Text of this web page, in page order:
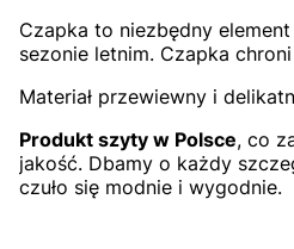
Czapka to niezbędny
sezonie letnim. Czapka
Materiał przewiewny i
Produkt szyty w Polsce, co
jakość. Dbamy o każdy
czuło się modnie i wygodnie.